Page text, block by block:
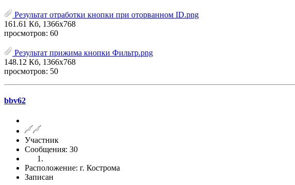
Результат отработки кнопки при оторванном ID.png
161.61 Кб, 1366x768
просмотров: 60
Результат прижима кнопки Фильтр.png
148.12 Кб, 1366x768
просмотров: 50
bbv62
Участник
Сообщения: 30
Расположение: г. Кострома
Записан